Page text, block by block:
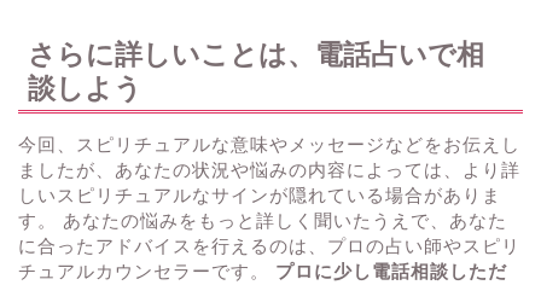
さらに詳しいことは、電話占いで相
談しよう
今回、スピリチュアルな意味やメッセージなどをお伝えし
ましたが、あなたの状況や悩みの内容によっては、より詳
しいスピリチュアルなサインが隠れている場合がありま
す。 あなたの悩みをもっと詳しく聞いたうえで、あなた
に合ったアドバイスを行えるのは、プロの占い師やスピリ
チュアルカウンセラーです。 プロに少し電話相談しただ